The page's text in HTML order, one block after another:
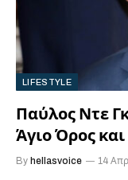
LIFESTYLE
Παύλος Ντε
Άγιο Όρος
By hellasvoice 14